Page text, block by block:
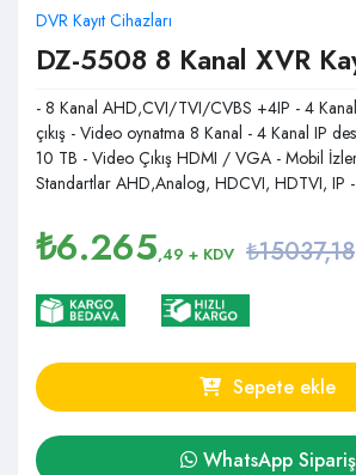
DVR Kayıt Cihazları
DZ-5508 8 Kanal XVR
- 8 Kanal AHD,CVI/TVI/CVBS +4IP - 4
çıkış - Video oynatma 8 Kanal - 4 Kanal IP
10 TB - Video Çıkış HDMI / VGA - Mobil
Standartlar AHD,Analog, HDCVI, HDTVI, IP -
₺6.265,49 + KDV ₺15037,18
Sepete ekle
WhatsApp Sipariş